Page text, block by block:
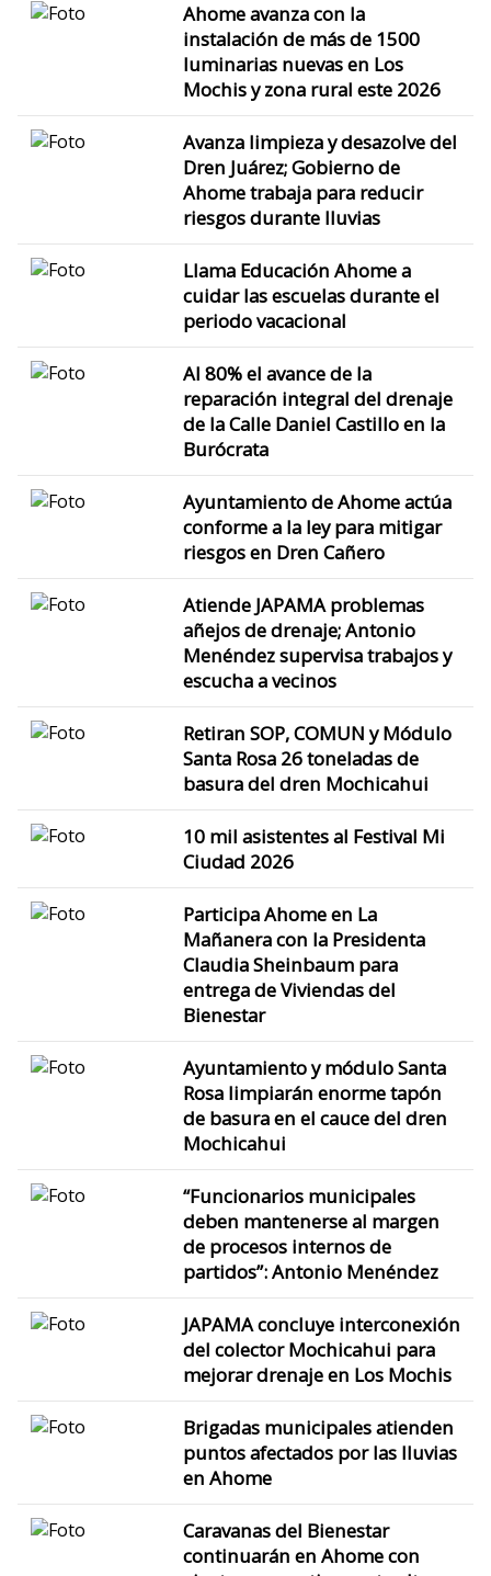
Ahome avanza con la
instalación de más de 1500
luminarias nuevas en Los
Mochis y zona rural este 2026
Avanza limpieza y desazolve del
Dren Juárez; Gobierno de
Ahome trabaja para reducir
riesgos durante lluvias
Llama Educación Ahome a
cuidar las escuelas durante el
periodo vacacional
Al 80% el avance de la
reparación integral del drenaje
de la Calle Daniel Castillo en la
Burócrata
Ayuntamiento de Ahome actúa
conforme a la ley para mitigar
riesgos en Dren Cañero
Atiende JAPAMA problemas
añejos de drenaje; Antonio
Menéndez supervisa trabajos y
escucha a vecinos
Retiran SOP, COMUN y Módulo
Santa Rosa 26 toneladas de
basura del dren Mochicahui
10 mil asistentes al Festival Mi
Ciudad 2026
Participa Ahome en La
Mañanera con la Presidenta
Claudia Sheinbaum para
entrega de Viviendas del
Bienestar
Ayuntamiento y módulo Santa
Rosa limpiarán enorme tapón
de basura en el cauce del dren
Mochicahui
“Funcionarios municipales
deben mantenerse al margen
de procesos internos de
partidos”: Antonio Menéndez
JAPAMA concluye interconexión
del colector Mochicahui para
mejorar drenaje en Los Mochis
Brigadas municipales atienden
puntos afectados por las lluvias
en Ahome
Caravanas del Bienestar
continuarán en Ahome con